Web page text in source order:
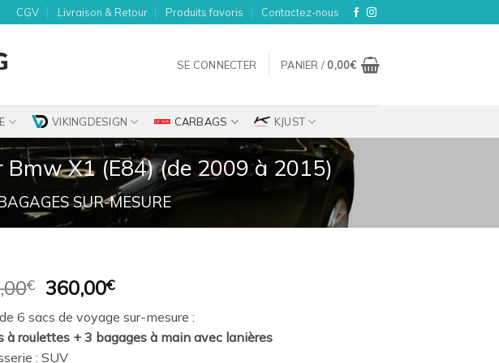
CGV Livraison & Retour Produits favoris Contactez-nous
SE CONNECTER PANIER / 0,00€
VIKINGDESIGN CARBAGS KJUST
X1 (E84) (de 2009 à 2015)
SUR-MESURE
€ Le
prix
initial
était :
360,00€Le
actuel
est :
6 sacs de voyage sur-mesure :
à roulettes + 3 bagages à main avec lanières
: SUV